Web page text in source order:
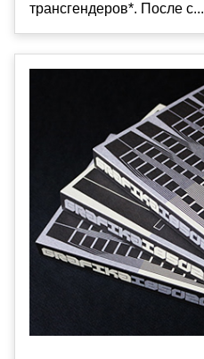
трансгендеров*. После с...